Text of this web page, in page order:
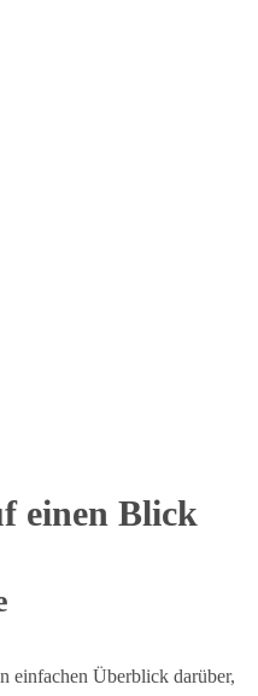
einen Blick
einfachen Überblick darüber,